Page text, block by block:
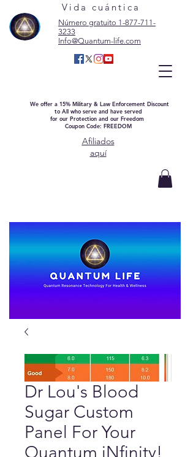
Vida cuántica
Número gratuito 1-877-711-
3233
Info@Quantum-life.com
We offer a 15% Military & Law Enforcement Discount
to All who serve and have served
for our Protection and our Freedom
Coupon Code: FREEDOM
Afiliados
aquí
Dr Lou's Blood
Sugar Custom
Panel For Your
Quantum iNfinity!